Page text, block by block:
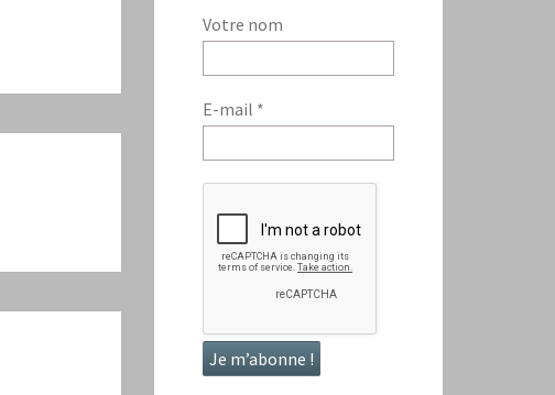
Votre nom
E-mail *